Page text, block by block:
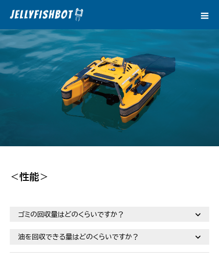
Q＆A
＜性能＞
ゴミの回収量はどのくらいですか？
油を回収できる量はどのくらいですか？